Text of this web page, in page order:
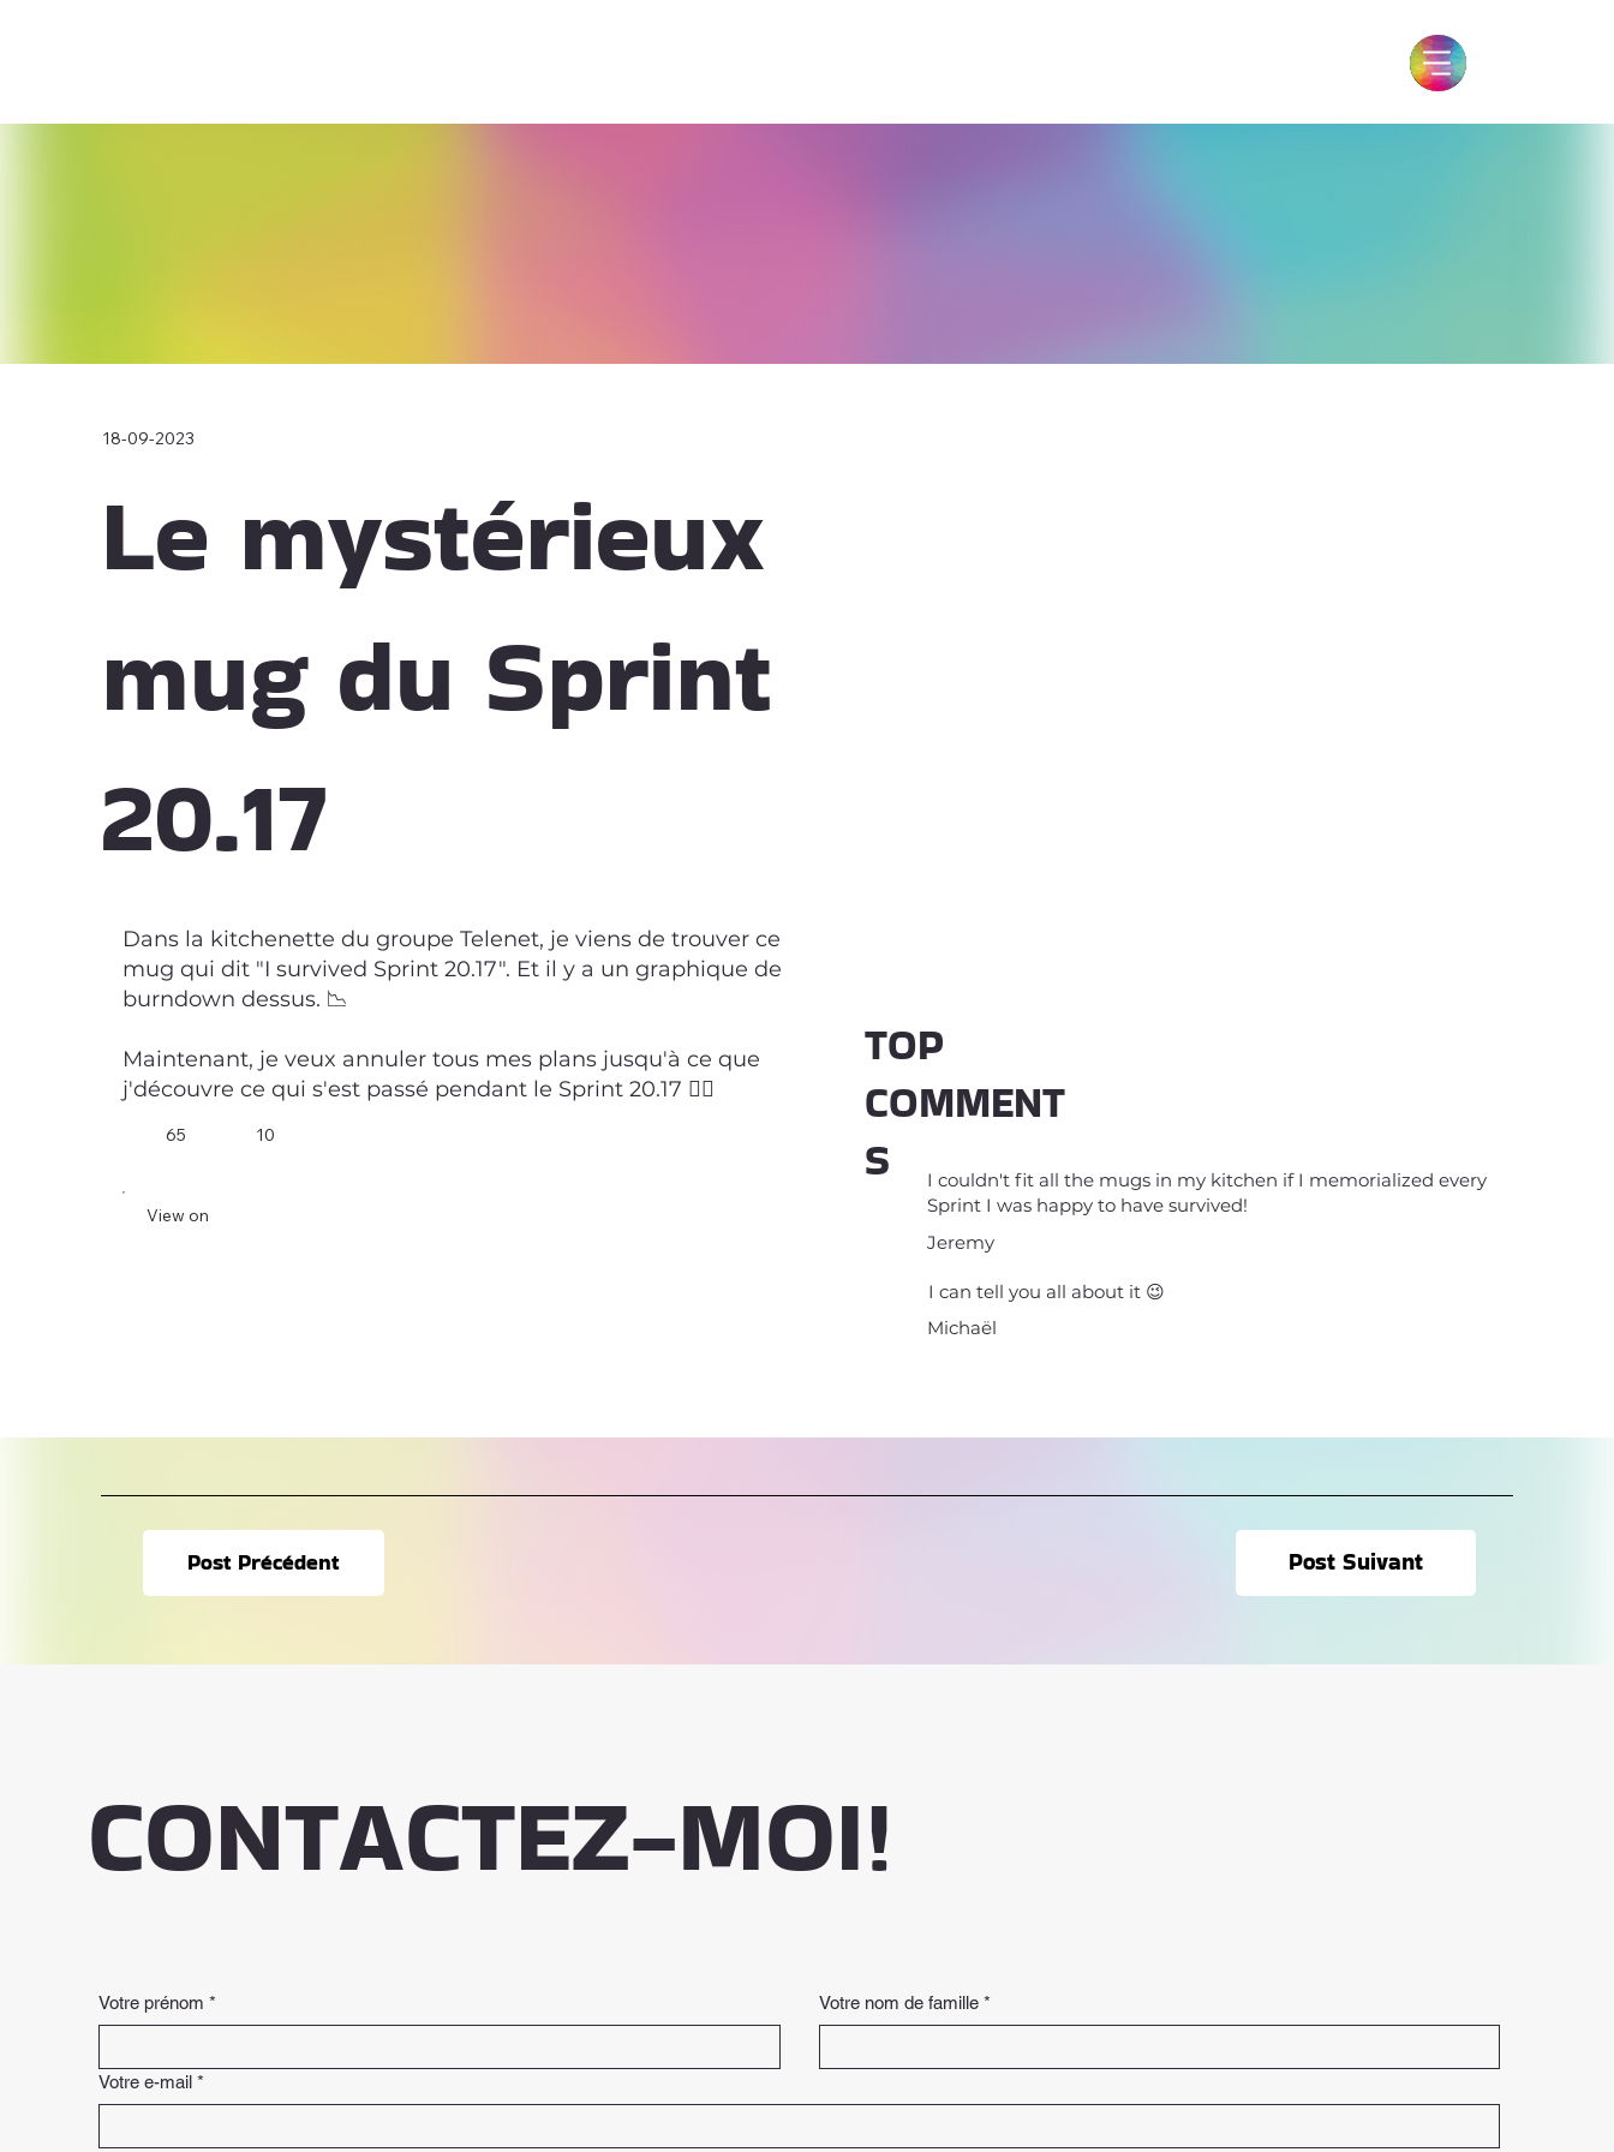
Post Précédent Post Suivant
18-09-2023
Le mystérieux
mug du Sprint
20.17
Dans la kitchenette du groupe Telenet, je viens de trouver ce
mug qui dit "I survived Sprint 20.17". Et il y a un graphique de
burndown dessus. 📉
Maintenant, je veux annuler tous mes plans jusqu'à ce que
j'découvre ce qui s'est passé pendant le Sprint 20.17 🕵️‍♂️
65 10
View on
TOP
COMMENT
S
I couldn't fit all the mugs in my kitchen if I memorialized every
Sprint I was happy to have survived!
Jeremy
I can tell you all about it 😉
Michaël
CONTACTEZ-MOI!
Votre prénom * Votre nom de famille *
Votre e-mail *